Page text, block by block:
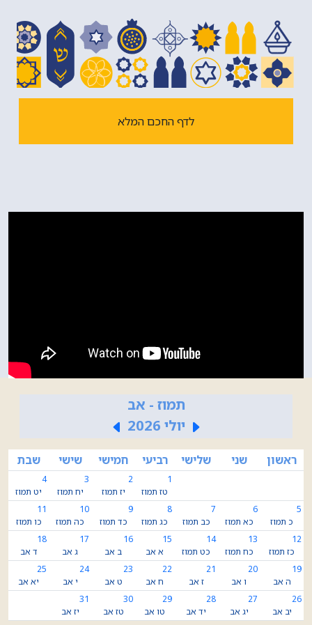
מציינים אותו ביום כ"ה באב. תהא נשמתו צרורה בצרור
החיים.
לדף החכם המלא
תמוז - אב
יולי 2026
ראשון שני שלישי רביעי חמישי שישי שבת
1
טז תמוז
2
יז תמוז
3
יח תמוז
4
יט תמוז
5
כ תמוז
6
כא תמוז
7
כב תמוז
8
כג תמוז
9
כד תמוז
10
כה תמוז
11
כו תמוז
12
כז תמוז
13
כח תמוז
14
כט תמוז
15
א אב
16
ב אב
17
ג אב
18
ד אב
19
ה אב
20
ו אב
21
ז אב
22
ח אב
23
ט אב
24
י אב
25
יא אב
26
יב אב
27
יג אב
28
יד אב
29
טו אב
30
טז אב
31
יז אב